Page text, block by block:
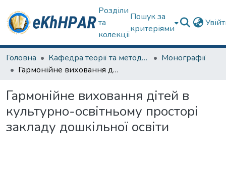
Розділи
та
колекції
Пошук за
критеріями
Головна Кафедра теорії та методик дошкільної освіти
Монографії
Гармонійне виховання дітей в культурно-освітньому просторі закладу дошкільної освіти
Гармонійне виховання дітей в
культурно-освітньому просторі
закладу дошкільної освіти